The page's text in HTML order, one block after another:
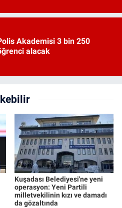
Akademisi 3 bin 250
alacak
Kuşadası Belediyesi'ne yeni
operasyon: Yeni Partili
milletvekilinin kızı ve damadı
da gözaltında